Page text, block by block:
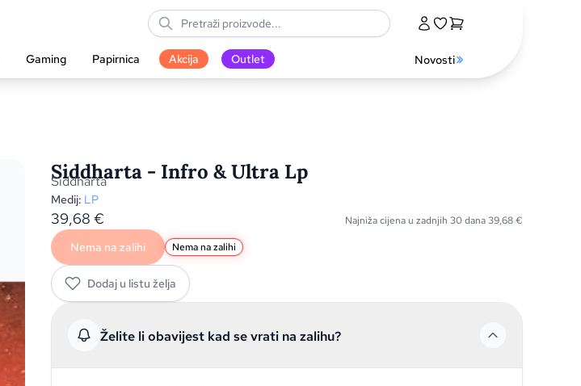
Gaming Papirnica Akcija Outlet Novosti
Siddharta - Infro & Ultra Lp
Siddharta
Medij: LP
39,68 € Najniža cijena u zadnjih 30 dana39,68€
Nema na zalihi Nema na zalihi
Dodaj u listu želja
Želite li obavijest kad se vrati na zalihu?